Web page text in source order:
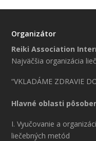
Organizátor
Reiki Association
Najväčšia organizácia
“VKLADÁME ZDRAVIE
Hlavné oblasti
I. Vyučovanie a
liečebných metód